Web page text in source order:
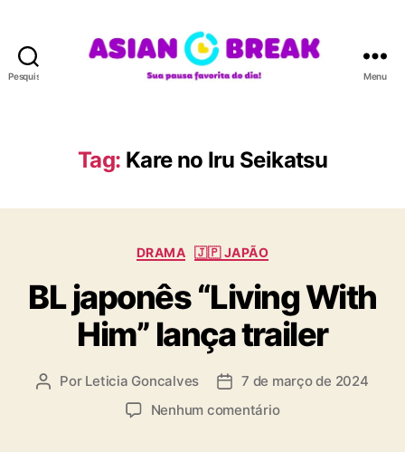
Pesquisar
A
N
R
A
Menu
Tag: Kare no Iru Seikatsu
C
t
g
o
a
DRAMA 🇯🇵 JAPÃO
BL japonês “Living With
Him” lança trailer
A Por Leticia Goncalves
D 7 de março de 2024
Nenhum comentárioe